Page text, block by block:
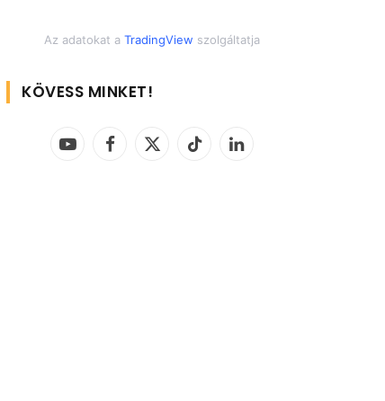
Az adatokat a TradingView szolgáltatja
KÖVESS MINKET!
YouTubeFacebook
X
TikTok LinkedIn